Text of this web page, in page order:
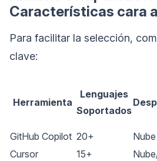
Características cara
Para facilitar la selección,
clave:
Herramienta
Lenguajes
Soportados
GitHub Copilot 20+ Nube
Cursor
15+